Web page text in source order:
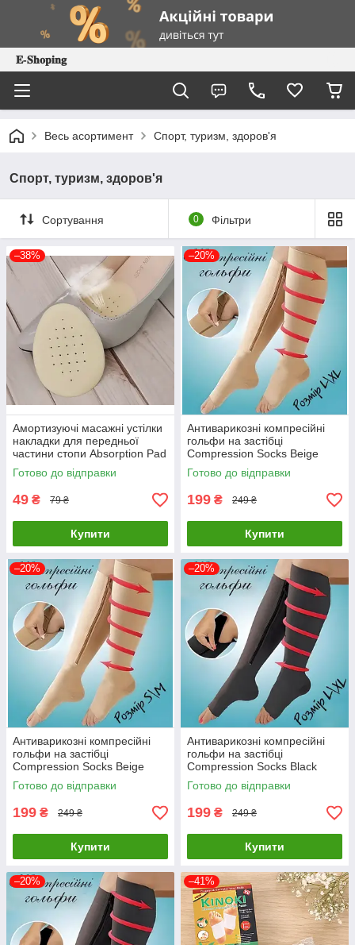
𝐄-𝐒𝐡𝐨𝐩𝐢𝐧𝐠
Весь асортимент Спорт, туризм, здоров'я
Спорт, туризм, здоров'я
Сортування 0 Фільтри
–38%
Амортизуючі масажні устілки
накладки для передньої
частини стопи Absorption Pad
Готово до відправки
49 ₴ 79 ₴
Купити
–20%
Антиварикозні компресійні
гольфи на застібці
Compression Socks Beige
Розмір L\XL
Готово до відправки
199 ₴ 249 ₴
Купити
–20%
Антиварикозні компресійні
гольфи на застібці
Compression Socks Beige
Розмір S\M
Готово до відправки
199 ₴ 249 ₴
Купити
–20%
Антиварикозні компресійні
гольфи на застібці
Compression Socks Black
Розмір L\XL
Готово до відправки
199 ₴ 249 ₴
Купити
–20% –41%